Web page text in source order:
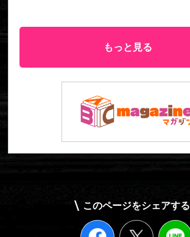
もっと見る
このページをシェアする